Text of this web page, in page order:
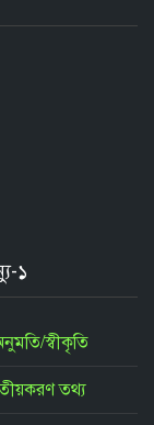
১
স্বীকৃতি
তথ্য